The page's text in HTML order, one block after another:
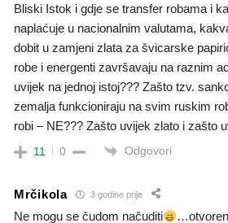
Bliski Istok i gdje se transfer robama i
naplaćuje u nacionalnim valutama,
dobit u zamjeni zlata za švicarske
robe i energenti završavaju na raznim
uvijek na jednoj istoj??? Zašto tzv.
zemalja funkcioniraju na svim ruskim
robi – NE??? Zašto uvijek zlato i zašto
11 0 Odgovori
Mrčikola 3 godine prije
Ne mogu se čudom načuditi